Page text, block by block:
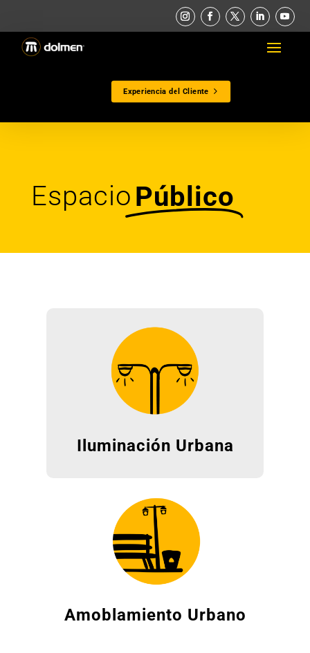
Experiencia del Cliente
EspacioPúblico
Iluminación Urbana
Amoblamiento Urbano